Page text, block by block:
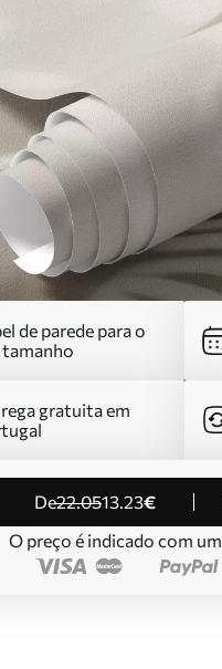
de parede para o
tamanho
gratuita em
de22.0513.23€
O preço é indicado com um